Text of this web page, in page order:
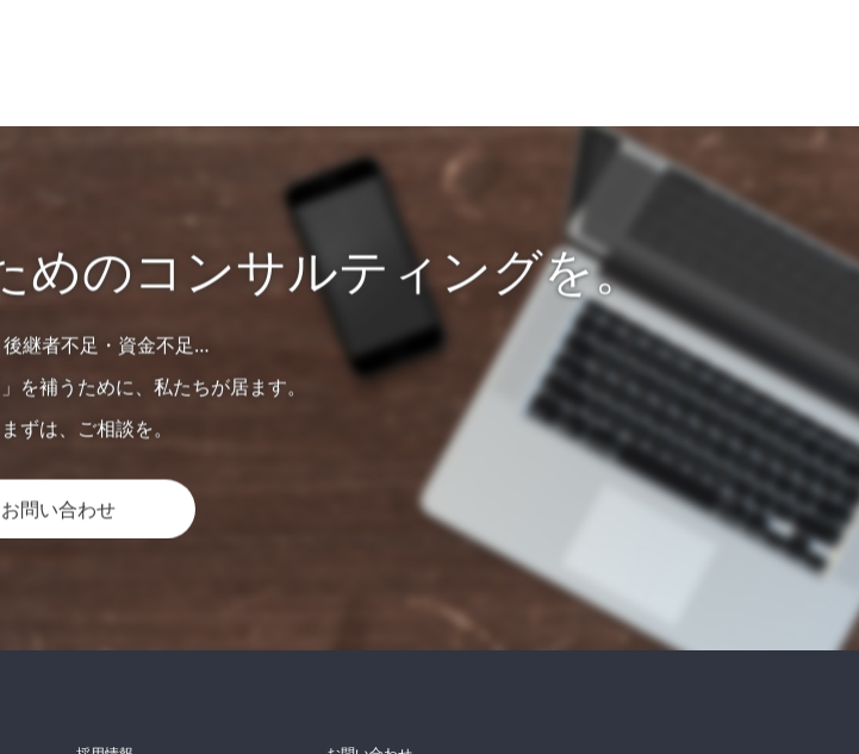
めのコンサルティングを。
継者不足・資金不足…
を補うために、私たちが居ます。
ずは、ご相談を。
お問い合わせ